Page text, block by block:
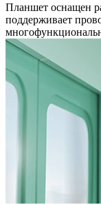
Планшет оснащен
поддерживает